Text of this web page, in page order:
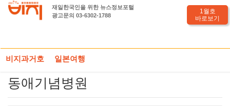
1월호
바로보기
재일한국인을 위한 뉴스정보포털
광고문의 03-6302-1788
비지과거호 일본여행
HOME 도쿄전화부 병원(24시,구급)
동애기념병원